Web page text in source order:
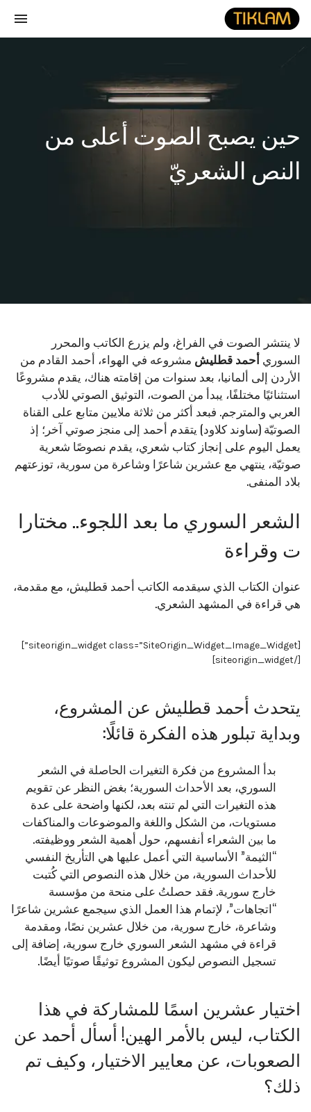
نصل
هيدفونك
حين يصبح الصوت أعلى من
النص الشعريّ
لا ينتشر الصوت في الفراغ، ولم يزرع الكاتب والمحرر
السوري أحمد قطليش مشروعه في الهواء، أحمد القادم من
الأردن إلى ألمانيا، بعد سنوات من إقامته هناك، يقدم مشروعًا
استثنائيًا مختلفًا، يبدأ من الصوت، التوثيق الصوتي للأدب
العربي والمترجم. فبعد أكثر من ثلاثة ملايين متابع على القناة
الصوتيّة (ساوند كلاود) يتقدم أحمد إلى منجز صوتي آخر؛ إذ
يعمل اليوم على إنجاز كتاب شعري، يقدم نصوصًا شعرية
صوتيّة، ينتهي مع عشرين شاعرًا وشاعرة من سورية، توزعتهم
بلاد المنفى.
الشعر السوري ما بعد اللجوء.. مختارا
ت وقراءة
عنوان الكتاب الذي سيقدمه الكاتب أحمد قطليش، مع مقدمة،
هي قراءة في المشهد الشعري.
[siteorigin_widget class=”SiteOrigin_Widget_Image_Widget”]
[/siteorigin_widget]
يتحدث أحمد قطليش عن المشروع،
وبداية تبلور هذه الفكرة قائلًا:
بدأ المشروع من فكرة التغيرات الحاصلة في الشعر
السوري، بعد الأحداث السورية؛ بغض النظر عن تقويم
هذه التغيرات التي لم تنته بعد، لكنها واضحة على عدة
مستويات، من الشكل واللغة والموضوعات والمناكفات
ما بين الشعراء أنفسهم، حول أهمية الشعر ووظيفته.
“الثيمة” الأساسية التي أعمل عليها هي التأريخ النفسي
للأحداث السورية، من خلال هذه النصوص التي كُتبت
خارج سورية. فقد حصلتُ على منحة من مؤسسة
“اتجاهات”، لإتمام هذا العمل الذي سيجمع عشرين شاعرًا
وشاعرة، خارج سورية، من خلال عشرين نصًا، ومقدمة
قراءة في مشهد الشعر السوري خارج سورية، إضافة إلى
تسجيل النصوص ليكون المشروع توثيقًا صوتيًا أيضًا.
اختيار عشرين اسمًا للمشاركة في هذا
الكتاب، ليس بالأمر الهين! أسأل أحمد عن
الصعوبات، عن معايير الاختيار، وكيف تم
ذلك؟